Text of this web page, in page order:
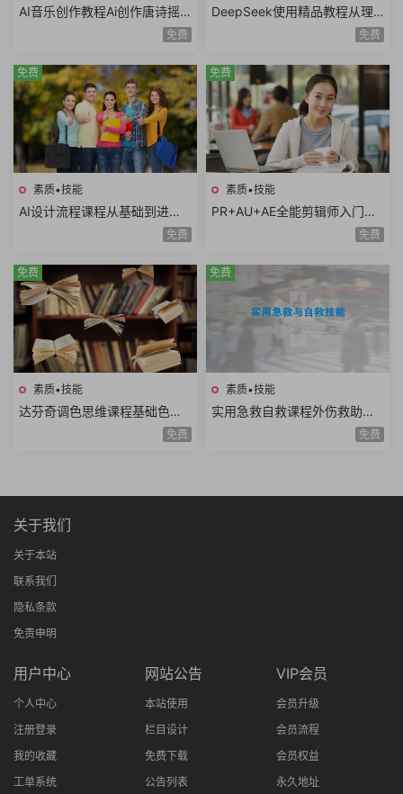
AI音乐创作教程Ai创作唐诗摇
滚AI复活老照片AI制作MV情歌
免费
DeepSeek使用精品教程从理
论到实践模型训练DeepSeek
免费
素质•技能
AI设计流程课程从基础到进阶A
I工具使用自动化流程AI出图案
免费
免费
素质•技能
PR+AU+AE全能剪辑师入门课
程视频剪辑音频处理特效制作
免费
免费
素质•技能
达芬奇调色思维课程基础色彩
理论高级实战技巧模仿大师风
免费
免费
素质•技能
实用急救自救课程外伤救助家
庭护理复苏急救骨伤救助重病
免费
免费
关于我们
关于本站
联系我们
隐私条款
免责申明
用户中心
个人中心
注册登录
我的收藏
工单系统
网站公告
本站使用
栏目设计
免费下载
公告列表
VIP会员
会员升级
会员流程
会员权益
永久地址